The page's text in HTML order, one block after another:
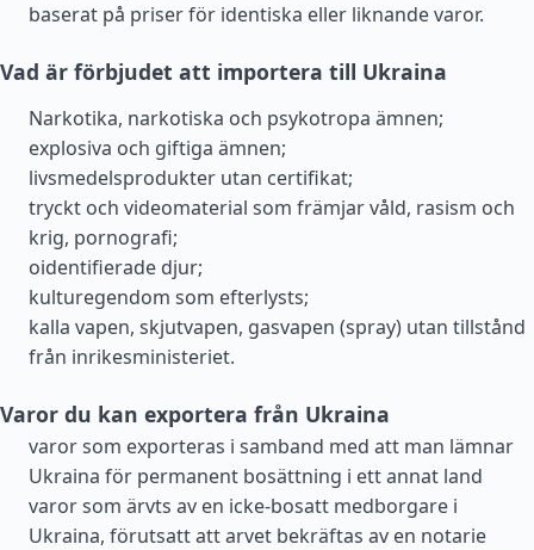
baserat på priser för identiska eller liknande varor.
Vad är förbjudet att importera till Ukraina
Narkotika, narkotiska och psykotropa ämnen;
explosiva och giftiga ämnen;
livsmedelsprodukter utan certifikat;
tryckt och videomaterial som främjar våld, rasism och
krig, pornografi;
oidentifierade djur;
kulturegendom som efterlysts;
kalla vapen, skjutvapen, gasvapen (spray) utan tillstånd
från inrikesministeriet.
Varor du kan exportera från Ukraina
varor som exporteras i samband med att man lämnar
Ukraina för permanent bosättning i ett annat land
varor som ärvts av en icke-bosatt medborgare i
Ukraina, förutsatt att arvet bekräftas av en notarie